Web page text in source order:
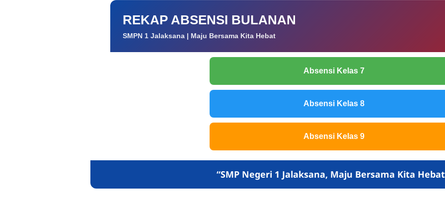
REKAP ABSENSI BULANAN
SMPN 1 Jalaksana | Maju Bersama Kita Hebat
Absensi Kelas 7
Absensi Kelas 8
Absensi Kelas 9
“SMP Negeri 1 Jalaksana, Maju Bersama Kita